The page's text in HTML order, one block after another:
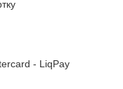
- LiqPay